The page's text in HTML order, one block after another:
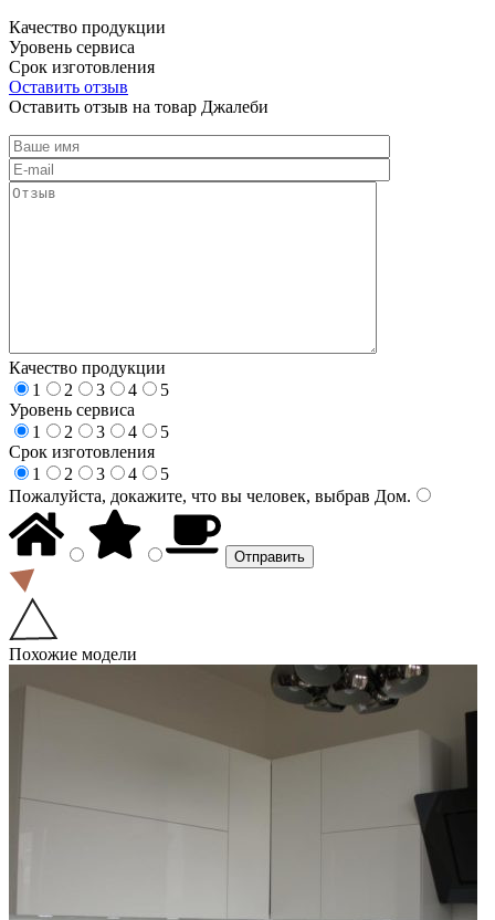
Качество продукции
Уровень сервиса
Срок изготовления
Оставить отзыв
Оставить отзыв на товар Джалеби
Качество продукции
1
2 3 4
5
Уровень сервиса
1
2 3 4
5
Срок изготовления
1
2 3 4
5
Пожалуйста, докажите, что вы человек, выбрав Дом.
Похожие модели